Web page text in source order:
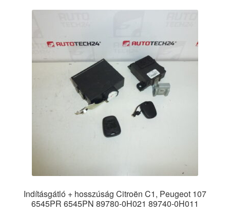
Indításgátló + hosszúság Citroën C1, Peugeot 107
6545PR 6545PN 89780-0H021 89740-0H011